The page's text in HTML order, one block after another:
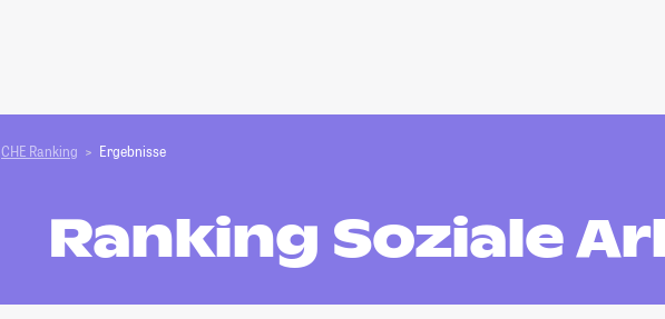
CHE Ranking Ergebnisse
Ranking Soziale